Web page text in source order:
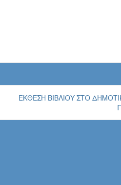
ΈΚΘΕΣΗ ΒΙΒΛΊΟΥ ΣΤΟ